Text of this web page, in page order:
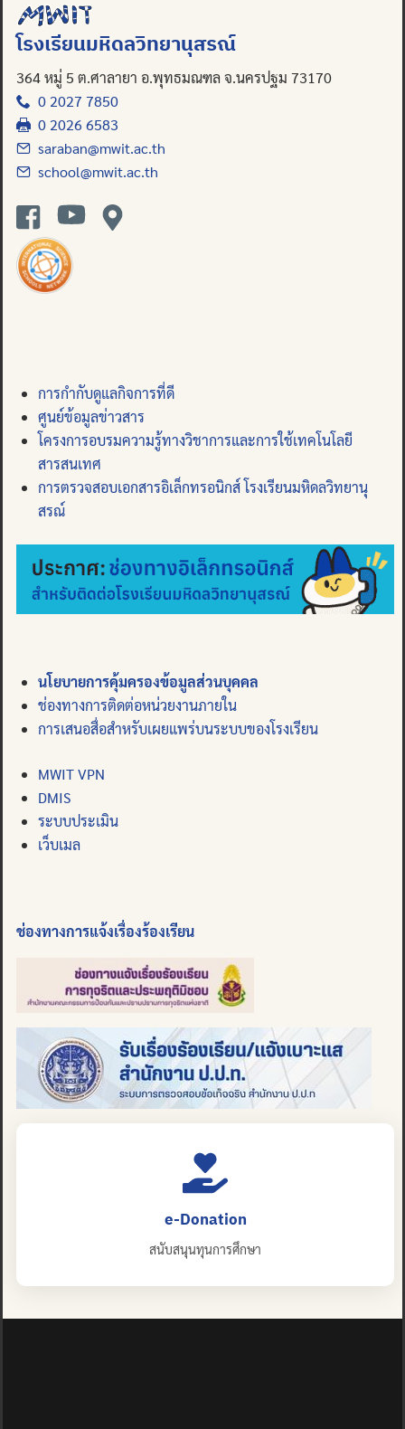
โรงเรียนมหิดลวิทยานุสรณ์
364 หมู่ 5 ต.ศาลายา อ.พุทธมณฑล จ.นครปฐม 73170
0 2027 7850
0 2026 6583
saraban@mwit.ac.th
school@mwit.ac.th
การกำกับดูแลกิจการที่ดี
ศูนย์ข้อมูลข่าวสาร
โครงการอบรมความรู้ทางวิชาการและการใช้เทคโนโลยี
สารสนเทศ
การตรวจสอบเอกสารอิเล็กทรอนิกส์ โรงเรียนมหิดลวิทยานุ
สรณ์
นโยบายการคุ้มครองข้อมูลส่วนบุคคล
ช่องทางการติดต่อหน่วยงานภายใน
การเสนอสื่อสำหรับเผยแพร่บนระบบของโรงเรียน
MWIT VPN
DMIS
ระบบประเมิน
เว็บเมล
ช่องทางการแจ้งเรื่องร้องเรียน
e-Donation
สนับสนุนทุนการศึกษา